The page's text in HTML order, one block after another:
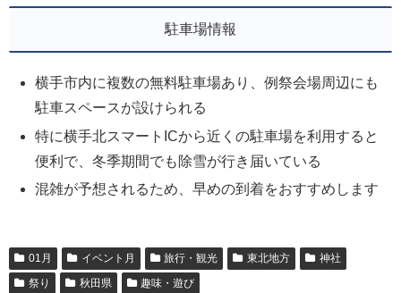
駐車場情報
横手市内に複数の無料駐車場あり、例祭会場周辺にも
駐車スペースが設けられる
特に横手北スマートICから近くの駐車場を利用すると
便利で、冬季期間でも除雪が行き届いている
混雑が予想されるため、早めの到着をおすすめします
01月 イベント月 旅行・観光 東北地方
神社
祭り
秋田県 趣味・遊び